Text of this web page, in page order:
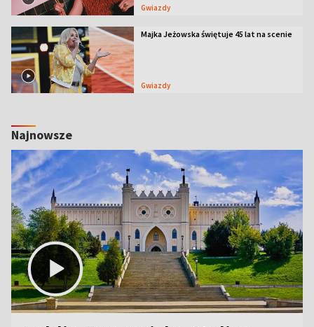
Gwiazdy
Majka Jeżowska świętuje 45 lat na scenie
Gwiazdy
Najnowsze